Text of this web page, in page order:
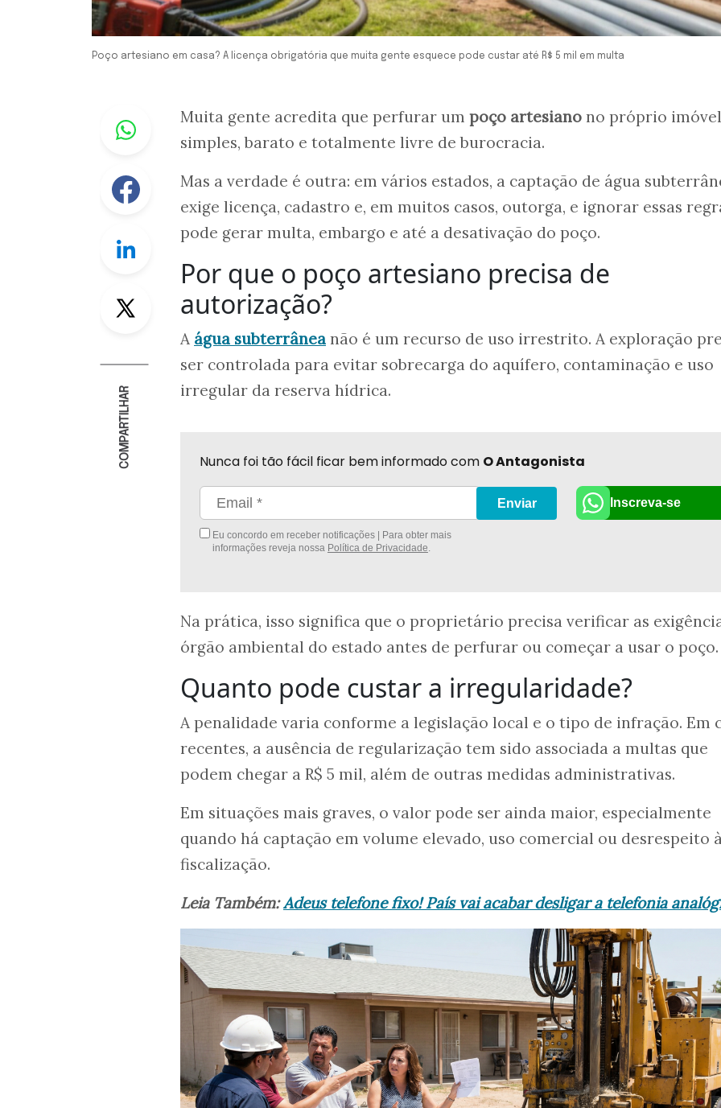
Poço artesiano em casa? A licença obrigatória que muita gente esquece pode custar até R$ 5 mil em multa
Whastapp
Facebook
Linkedin
COMPARTILHAR
Muita gente acredita que perfurar um poço artesiano no próprio
simples, barato e totalmente livre de burocracia.
Mas a verdade é outra: em vários estados, a captação de água
exige licença, cadastro e, em muitos casos, outorga, e ignorar essas
pode gerar multa, embargo e até a desativação do poço.
Por que o poço artesiano precisa de
autorização?
A água subterrânea não é um recurso de uso irrestrito. A exploração
ser controlada para evitar sobrecarga do aquífero, contaminação e uso
irregular da reserva hídrica.
Nunca foi tão fácil ficar bem informado com O Antagonista
Eu concordo em receber notificações | Para obter mais
informações reveja nossa Política de Privacidade.
Enviar Inscreva-se
Na prática, isso significa que o proprietário precisa verificar as
órgão ambiental do estado antes de perfurar ou começar a usar o poço.
Quanto pode custar a irregularidade?
A penalidade varia conforme a legislação local e o tipo de infração. Em
recentes, a ausência de regularização tem sido associada a multas que
podem chegar a R$ 5 mil, além de outras medidas administrativas.
Em situações mais graves, o valor pode ser ainda maior, especialmente
quando há captação em volume elevado, uso comercial ou desrespeito
fiscalização.
Leia Também:Adeus telefone fixo! País vai acabar desligar a telefonia